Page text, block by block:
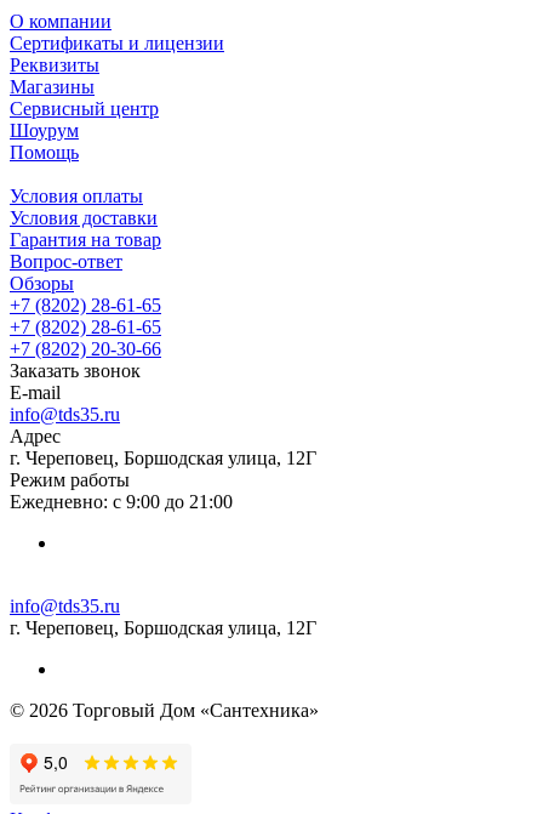
О компании
Сертификаты и лицензии
Реквизиты
Магазины
Сервисный центр
Шоурум
Помощь
Условия оплаты
Условия доставки
Гарантия на товар
Вопрос-ответ
Обзоры
+7 (8202) 28‑61-65
+7 (8202) 28‑61-65
+7 (8202) 20‑30-66
Заказать звонок
E-mail
info@tds35.ru
Адрес
г. Череповец, Боршодская улица, 12Г
Режим работы
Ежедневно: с 9:00 до 21:00
info@tds35.ru
г. Череповец, Боршодская улица, 12Г
© 2026 Торговый Дом «Сантехника»